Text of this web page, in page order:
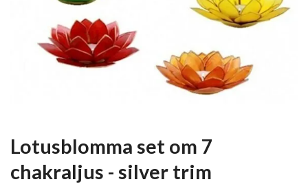
Lotusblomma set om 7
chakraljus - silver trim